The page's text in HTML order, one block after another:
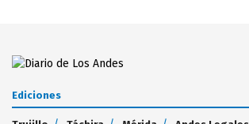
Ediciones